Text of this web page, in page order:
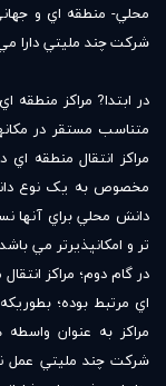
محلي- منطقه اي و
شرکت چند مليتي دارا
در ابتدا? مراکز
متناسب مستقر در
مراکز انتقال منطقه
مخصوص به يک نوع
دانش محلي براي آنها
تر و امکان‏پذيرتر مي
در گام دوم؛ مراکز
اي مرتبط بوده؛
مراکز به عنوان
شرکت چند مليتي عمل